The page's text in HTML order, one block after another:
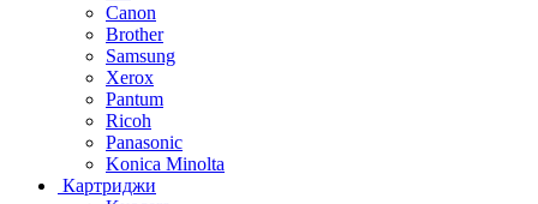
Canon
Brother
Samsung
Xerox
Pantum
Ricoh
Panasonic
Konica Minolta
Картриджи